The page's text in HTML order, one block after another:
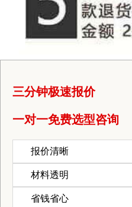
三分钟极速报价
一对一免费选型咨询
报价清晰
材料透明
省钱省心